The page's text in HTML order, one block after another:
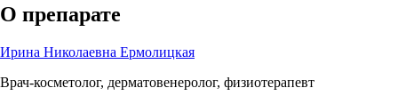
О препарате
Ирина Николаевна Ермолицкая
Врач-косметолог, дерматовенеролог, физиотерапевт